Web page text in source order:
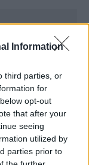
Information
third parties, or
for
opt-out
that after your
seeing
utilized by
parties prior to